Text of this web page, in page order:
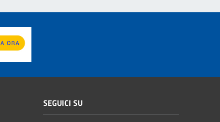
SEGUICI SU